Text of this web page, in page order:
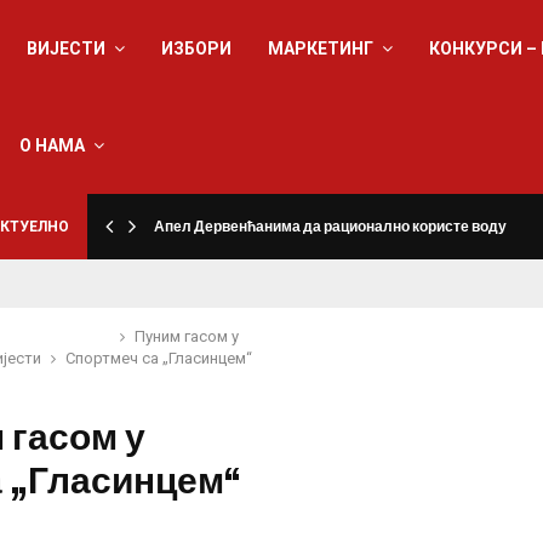
ВИЈЕСТИ ИЗБОРИ МАРКЕТИНГ КОНКУРСИ
О НАМА
Апел Дервенћанима да рационално користе воду
Спорт
Пуним гасом у
меч са „Гласинцем“
у
„Гласинцем“